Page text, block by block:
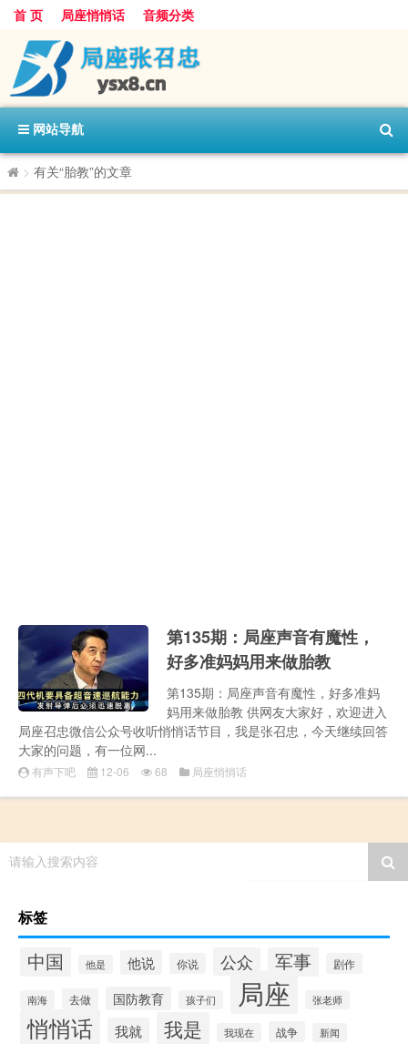
首 页 局座悄悄话 音频分类
网站导航
> 有关“胎教”的文章
第135期：局座声音有魔性，
好多准妈妈用来做胎教
第135期：局座声音有魔性，好多准妈
妈用来做胎教 供网友大家好，欢迎进入
局座召忠微信公众号收听悄悄话节目，我是张召忠，今天继续回答
大家的问题，有一位网...
有声下吧 12-06 68 局座悄悄话
请输入搜索内容
标签
中国 他是 他说 你说 公众 军事 剧作
南海 去做 国防教育 孩子们 局座 张老师
悄悄话 我就 我是 我现在 战争 新闻